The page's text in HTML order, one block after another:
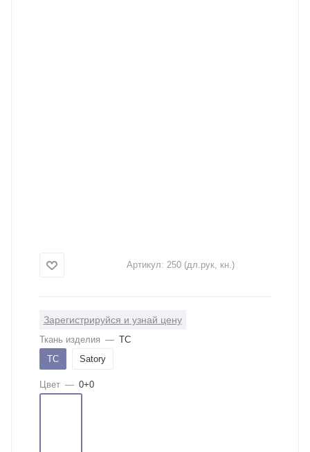
Артикул: 250 (дл.рук, кн.)
Зарегистрируйся и узнай цену
Ткань изделия — ТС
ТС
Satory
Цвет — 0+0